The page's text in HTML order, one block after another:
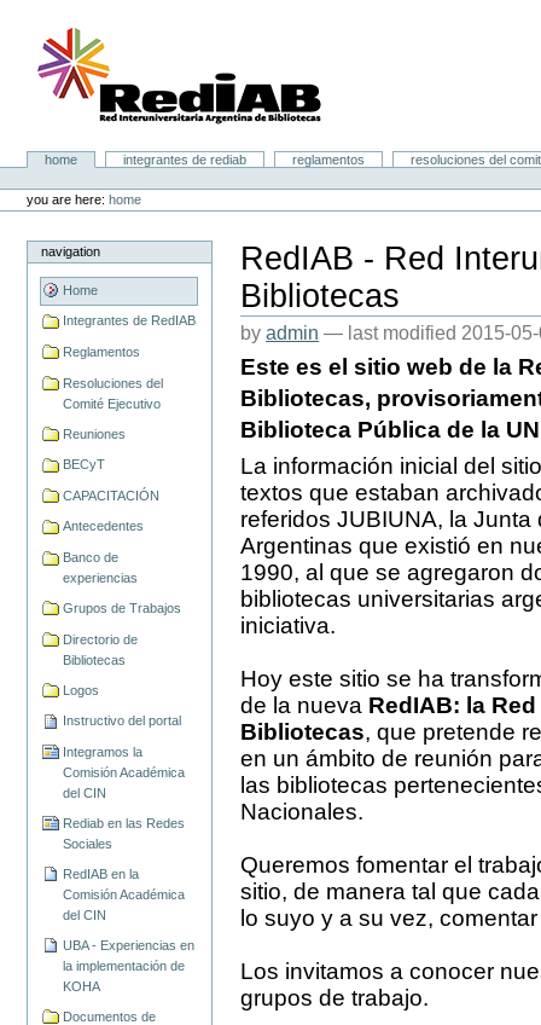
content.
Portal RedIAB
Sectionshome integrantes de rediab reglamentos
resoluciones del
tools
you are here: home
navigation
Home
Integrantes de RedIAB
Reglamentos
Resoluciones del
Comité Ejecutivo
Reuniones
BECyT
CAPACITACIÓN
Antecedentes
Banco de
experiencias
Grupos de Trabajos
Directorio de
Bibliotecas
Logos
Instructivo del portal
Integramos la
Comisión Académica
del CIN
Rediab en las Redes
Sociales
RedIAB en la
Comisión Académica
del CIN
UBA - Experiencias en
la implementación de
KOHA
Documentos de
RedIAB - Red
Bibliotecas
byadmin — last modified 2015-
Este es el sitio web de la
Bibliotecas,
Biblioteca Pública de la
La información inicial del
textos que estaban
referidos JUBIUNA, la
Argentinas que existió en
1990, al que se agregaron
bibliotecas universitarias
iniciativa.
Hoy este sitio se ha
de la nueva RedIAB: la
Bibliotecas, que pretende
en un ámbito de reunión
las bibliotecas
Nacionales.
Queremos fomentar el
sitio, de manera tal que
lo suyo y a su vez,
Los invitamos a conocer
grupos de trabajo.